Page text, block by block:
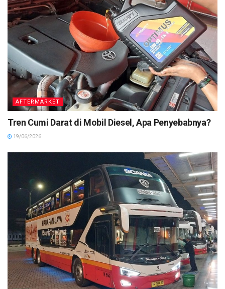
AFTERMARKET
Tren Cumi Darat di Mobil Diesel, Apa Penyebabnya?
19/06/2026